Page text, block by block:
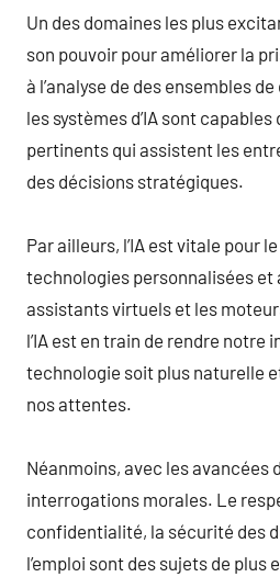
Un des domaines les plus
son pouvoir pour améliorer la
à l’analyse de des ensembles
les systèmes d’IA sont
pertinents qui assistent les
des décisions stratégiques.
Par ailleurs, l’IA est vitale pour
technologies personnalisées et
assistants virtuels et les
l’IA est en train de rendre notre
technologie soit plus naturelle
nos attentes.
Néanmoins, avec les avancées
interrogations morales. Le
confidentialité, la sécurité des
l’emploi sont des sujets de plus